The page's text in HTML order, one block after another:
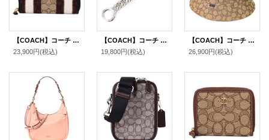
【COACH】コーチ ジャガード スムースレザー シグネチャー ミディアム ストライプ ジップ アラウンド 二つ折り 財布 カーキブラックマルチ〔日本未発売〕
23,900円(税込)
【COACH】コーチ ストラップ エクステンダー キーホルダー メタル シグネチャー ロゴ 延長 チェーン チャーム バッグチャーム シルバー（日本未発売）
19,800円(税込)
【COACH】コーチ ジャガード ポリエステル シグネチャー バケット ハット バケハ サファリハット 帽子 カーキ〔日本未発売〕
26,900円(税込)